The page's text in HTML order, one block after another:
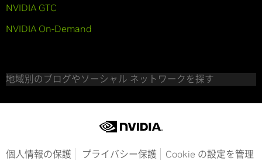
NVIDIA GTC
NVIDIA On-Demand
地域別のブログやソーシャル ネットワークを探す
個人情報の保護 プライバシー保護 Cookie の設定を管理